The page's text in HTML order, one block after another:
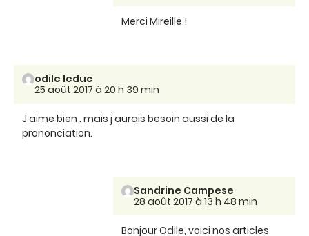
Merci Mireille !
odile leduc
25 août 2017 à 20 h 39 min
J aime bien . mais j aurais besoin aussi de la
prononciation.
Sandrine Campese
28 août 2017 à 13 h 48 min
Bonjour Odile, voici nos articles